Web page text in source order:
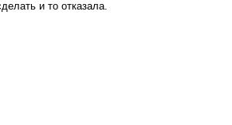
и то отказала.